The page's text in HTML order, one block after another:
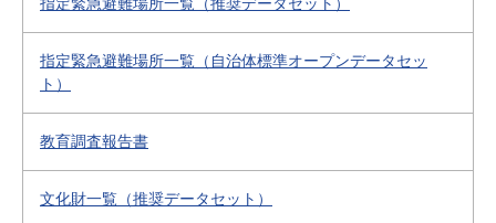
指定緊急避難場所一覧（自治体標準オープンデータセッ
ト）
教育調査報告書
文化財一覧（推奨データセット）